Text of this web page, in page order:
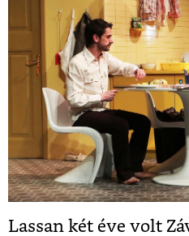
Lassan két éve volt